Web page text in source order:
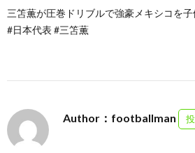
三笘薫が圧巻ドリブルで強豪メキシコを
#日本代表 #三笘薫
Author：footballman